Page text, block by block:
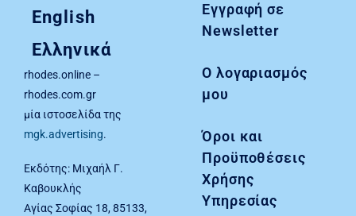
English
Ελληνικά
rhodes.online –
rhodes.com.gr
μία ιστοσελίδα της
mgk.advertising.
Εκδότης: Μιχαήλ Γ.
Καβουκλής
Αγίας Σοφίας 18, 85133,
Εγγραφή σε
Newsletter
Ο λογαριασμός
μου
Όροι και
Προϋποθέσεις
Χρήσης
Υπηρεσίας